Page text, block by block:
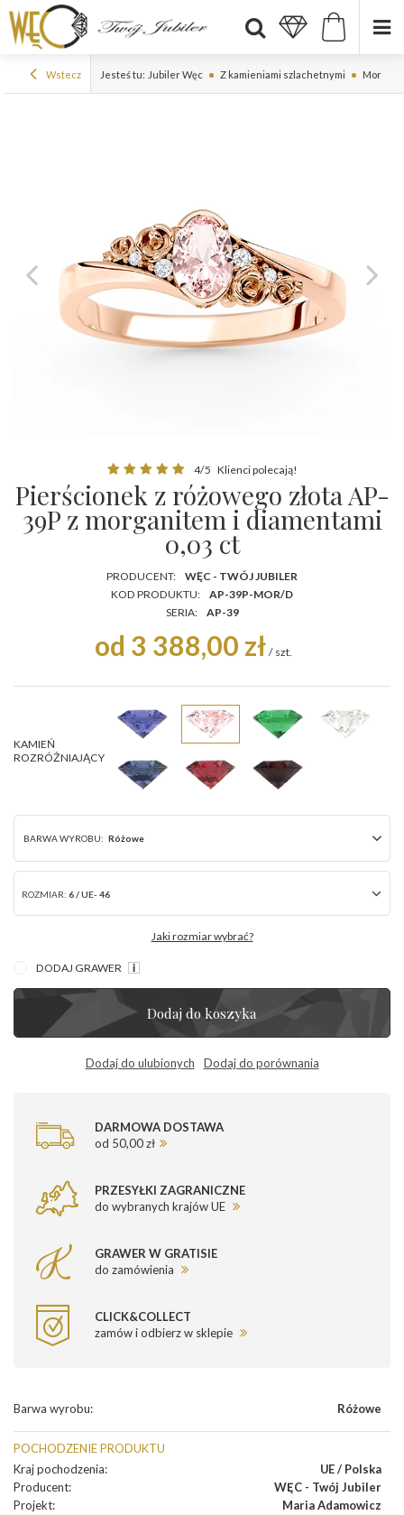
Wstecz Jesteś tu: Jubiler Węc Z kamieniami szlachetnymi
4/5 Klienci polecają!
Pierścionek z różowego złota AP-
39P z morganitem i diamentami
0,03 ct
PRODUCENT:
WĘC - TWÓJ JUBILER
KOD PRODUKTU:
AP-39P-MOR/D
SERIA:
AP-39
od 3 388,00 zł / szt.
KAMIEŃ
ROZRÓŻNIAJĄCY
BARWA WYROBU: Różowe
ROZMIAR: 6 / UE- 46
Jaki rozmiar wybrać?
DODAJ GRAWER
Dodaj do koszyka
Dodaj do ulubionych Dodaj do porównania
DARMOWA DOSTAWA
od 50,00 zł
PRZESYŁKI ZAGRANICZNE
do wybranych krajów UE
GRAWER W GRATISIE
do zamówienia
CLICK&COLLECT
zamów i odbierz w sklepie
Barwa wyrobu: Różowe
POCHODZENIE PRODUKTU
Kraj pochodzenia:
UE / Polska
Producent:
WĘC - Twój Jubiler
Projekt: Maria Adamowicz